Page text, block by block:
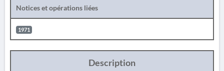
Notices et opérations liées
1971
Description